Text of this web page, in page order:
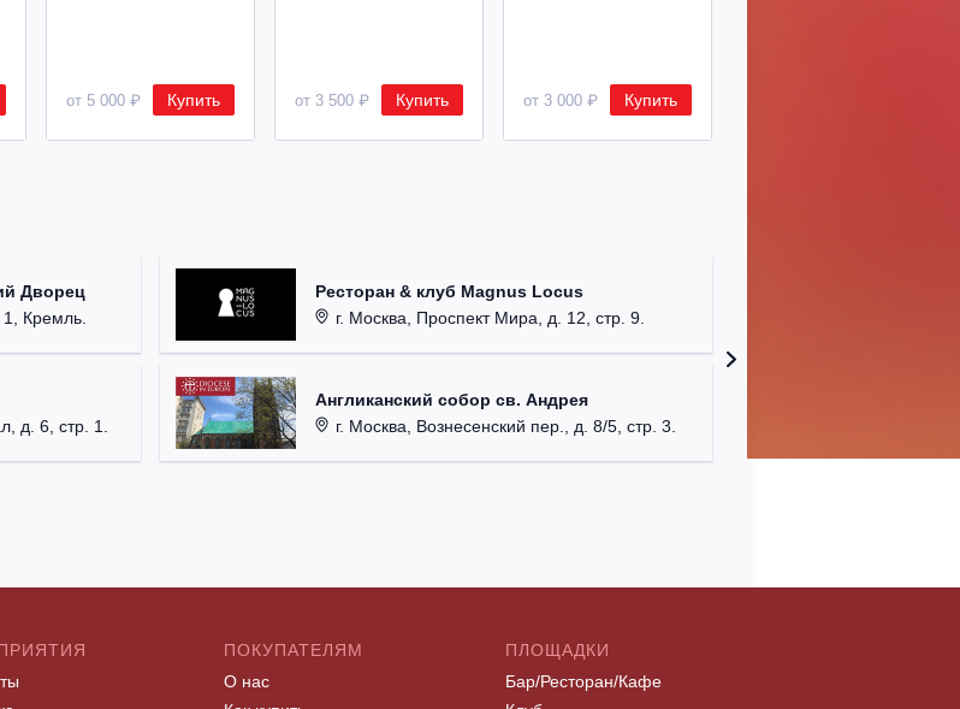
от 5 000 ₽ Купить от 3 500 ₽ Купить от 3 000 ₽ Купить
Дворец
Кремль.
д. 6, стр. 1.
Ресторан & клуб Magnus Locus
г. Москва, Проспект Мира, д. 12, стр. 9.
Англиканский собор св. Андрея
г. Москва, Вознесенский пер., д. 8/5, стр. 3.
ПОКУПАТЕЛЯМ
О нас
ПЛОЩАДКИ
Бар/Ресторан/Кафе